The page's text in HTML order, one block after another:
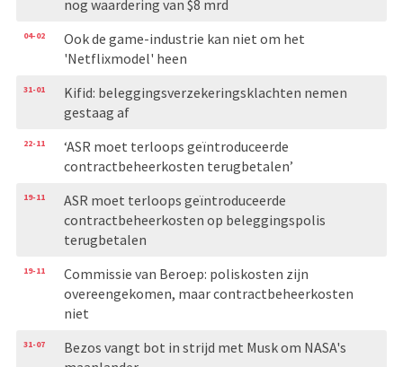
nog waardering van $8 mrd
04-02
Ook de game-industrie kan niet om het
'Netflixmodel' heen
31-01
Kifid: beleggingsverzekeringsklachten nemen
gestaag af
22-11
‘ASR moet terloops geïntroduceerde
contractbeheerkosten terugbetalen’
19-11
ASR moet terloops geïntroduceerde
contractbeheerkosten op beleggingspolis
terugbetalen
19-11
Commissie van Beroep: poliskosten zijn
overeengekomen, maar contractbeheerkosten
niet
31-07
Bezos vangt bot in strijd met Musk om NASA's